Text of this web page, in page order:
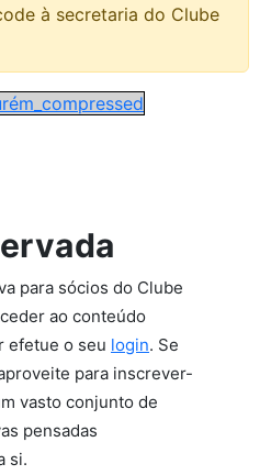
à secretaria do Clube
para sócios do Clube
ao conteúdo
efetue o seu login. Se
para inscrever-
vasto conjunto de
pensadas
si.